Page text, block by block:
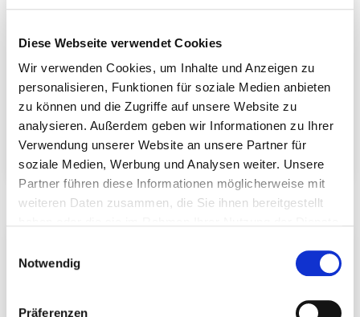
Diese Webseite verwendet Cookies
Wir verwenden Cookies, um Inhalte und Anzeigen zu
personalisieren, Funktionen für soziale Medien anbieten
zu können und die Zugriffe auf unsere Website zu
analysieren. Außerdem geben wir Informationen zu Ihrer
Verwendung unserer Website an unsere Partner für
soziale Medien, Werbung und Analysen weiter. Unsere
Partner führen diese Informationen möglicherweise mit
weiteren Daten zusammen, die Sie ihnen bereitgestellt
Notwendig
Präferenzen
Dista-Leiste 2.0 Profilbohrschrauben
2 Produkte